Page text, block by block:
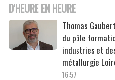
D'HEURE EN HEURE
Thomas
du pôle
industries et
métallurgie
16:57